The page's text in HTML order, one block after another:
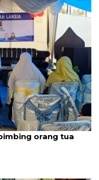
orang tua